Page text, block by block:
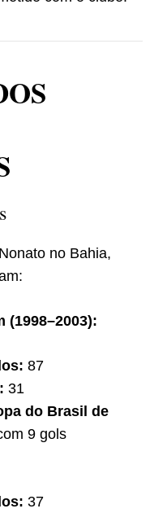
no Bahia,
(1998–2003):
87
31
do Brasil de
9 gols
37